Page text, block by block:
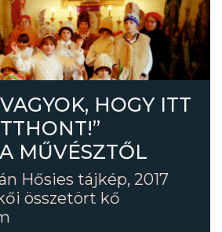
HOGY ITT
MŰVÉSZTŐL
Hősies tájkép, 2017
összetört kő